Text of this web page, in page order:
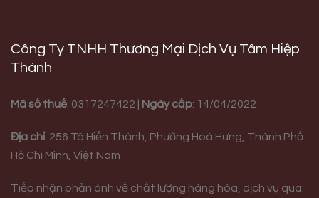
Công Ty TNHH Thương Mại Dịch Vụ Tâm Hiệp
Thành
Mã số thuế: 0317247422 | Ngày cấp: 14/04/2022
Địa chỉ: 256 Tô Hiến Thành, Phường Hoà Hưng, Thành Phố
Hồ Chí Minh, Việt Nam
Tiếp nhận phản ánh về chất lượng hàng hóa, dịch vụ qua: